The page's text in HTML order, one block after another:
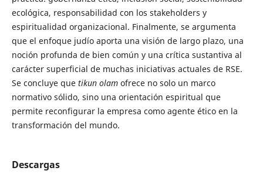
ecológica, responsabilidad con los stakeholders y
espiritualidad organizacional. Finalmente, se argumenta
que el enfoque judío aporta una visión de largo plazo, una
noción profunda de bien común y una crítica sustantiva al
carácter superficial de muchas iniciativas actuales de RSE.
Se concluye que tikun olamofrece no solo un marco
normativo sólido, sino una orientación espiritual que
permite reconfigurar la empresa como agente ético en la
transformación del mundo.
Descargas